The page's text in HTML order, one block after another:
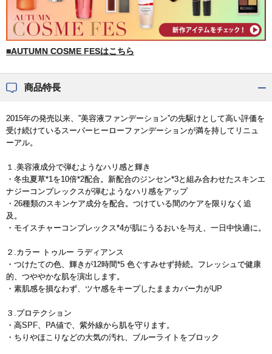
■AUTUMN COSME FESはこちら
商品特長
2015年の発売以来、”美容液ファンデーション”の先駆けとして高い評価を
受け続けているスーパーヒーローファンデーションが満を持してリニュ
ーアル。
１.美容液成分で弾むようなハリ感と輝き
・冬虫夏草*1を10倍*2配合。新配合のジンセン*3と組み合わせたスキンエ
ナジーコンプレックスが弾むようなハリ感をアップ
・26種類のスキンケア成分を配合。つけている間のケアを限りなく追
及。
・モイスチャーコンプレックス*4が肌にうるおいを与え、一日中快適に。
２.カラー トゥルー ラディアンス
・つけたての色、輝きが12時間*5 色ぐすみせず持続。フレッシュで健康
的、つややかな肌を演出します。
・素肌感を損なわず、ツヤ感をキープしたままカバー力がUP
３.プロテクション
・高SPF、PA値で、紫外線から肌を守ります。
・ちりやほこりなどの大気の汚れ、ブルーライトをブロック